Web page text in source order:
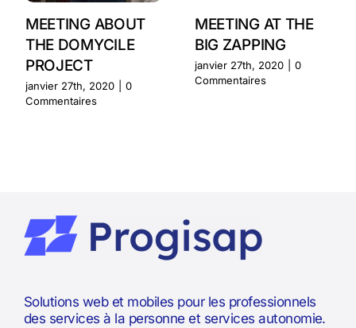
MEETING ABOUT
THE DOMYCILE
PROJECT
janvier 27th, 2020
0
Commentaires
MEETING AT THE
BIG ZAPPING
janvier 27th, 2020
0
Commentaires
Solutions web et mobiles pour les professionnels
des services à la personne et services autonomie.